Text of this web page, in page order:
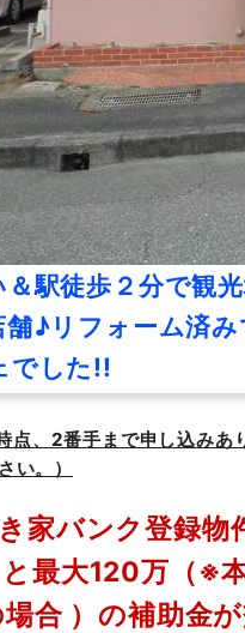
＆駅徒歩２分で観
舗♪リフォーム済み
でした!!
、2番手まで申し込みあ
い。）
家バンク登録物
最大120万（※
合 ）の補助金